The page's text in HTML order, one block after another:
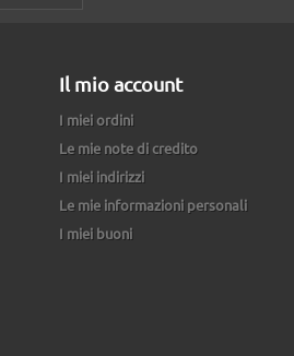
Il mio account
I miei ordini
Le mie note di credito
I miei indirizzi
Le mie informazioni personali
I miei buoni